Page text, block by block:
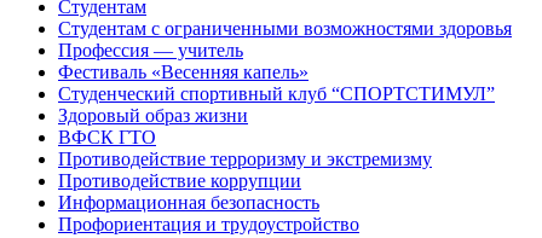
Студентам
Студентам с ограниченными возможностями здоровья
Профессия — учитель
Фестиваль «Весенняя капель»
Студенческий спортивный клуб “СПОРТСТИМУЛ”
Здоровый образ жизни
ВФСК ГТО
Противодействие терроризму и экстремизму
Противодействие коррупции
Информационная безопасность
Профориентация и трудоустройство